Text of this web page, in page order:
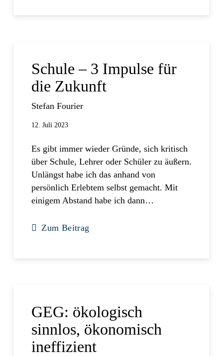
Schule – 3 Impulse für
die Zukunft
Stefan Fourier
12. Juli 2023
Es gibt immer wieder Gründe, sich kritisch
über Schule, Lehrer oder Schüler zu äußern.
Unlängst habe ich das anhand von
persönlich Erlebtem selbst gemacht. Mit
einigem Abstand habe ich dann…
Zum Beitrag
GEG: ökologisch
sinnlos, ökonomisch
ineffizient